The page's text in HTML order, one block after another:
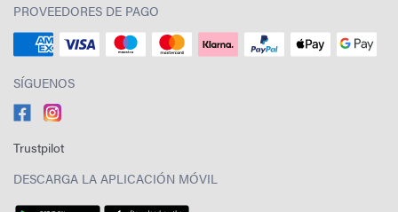
PROVEEDORES DE PAGO
SÍGUENOS
Trustpilot
DESCARGA LA APLICACIÓN MÓVIL